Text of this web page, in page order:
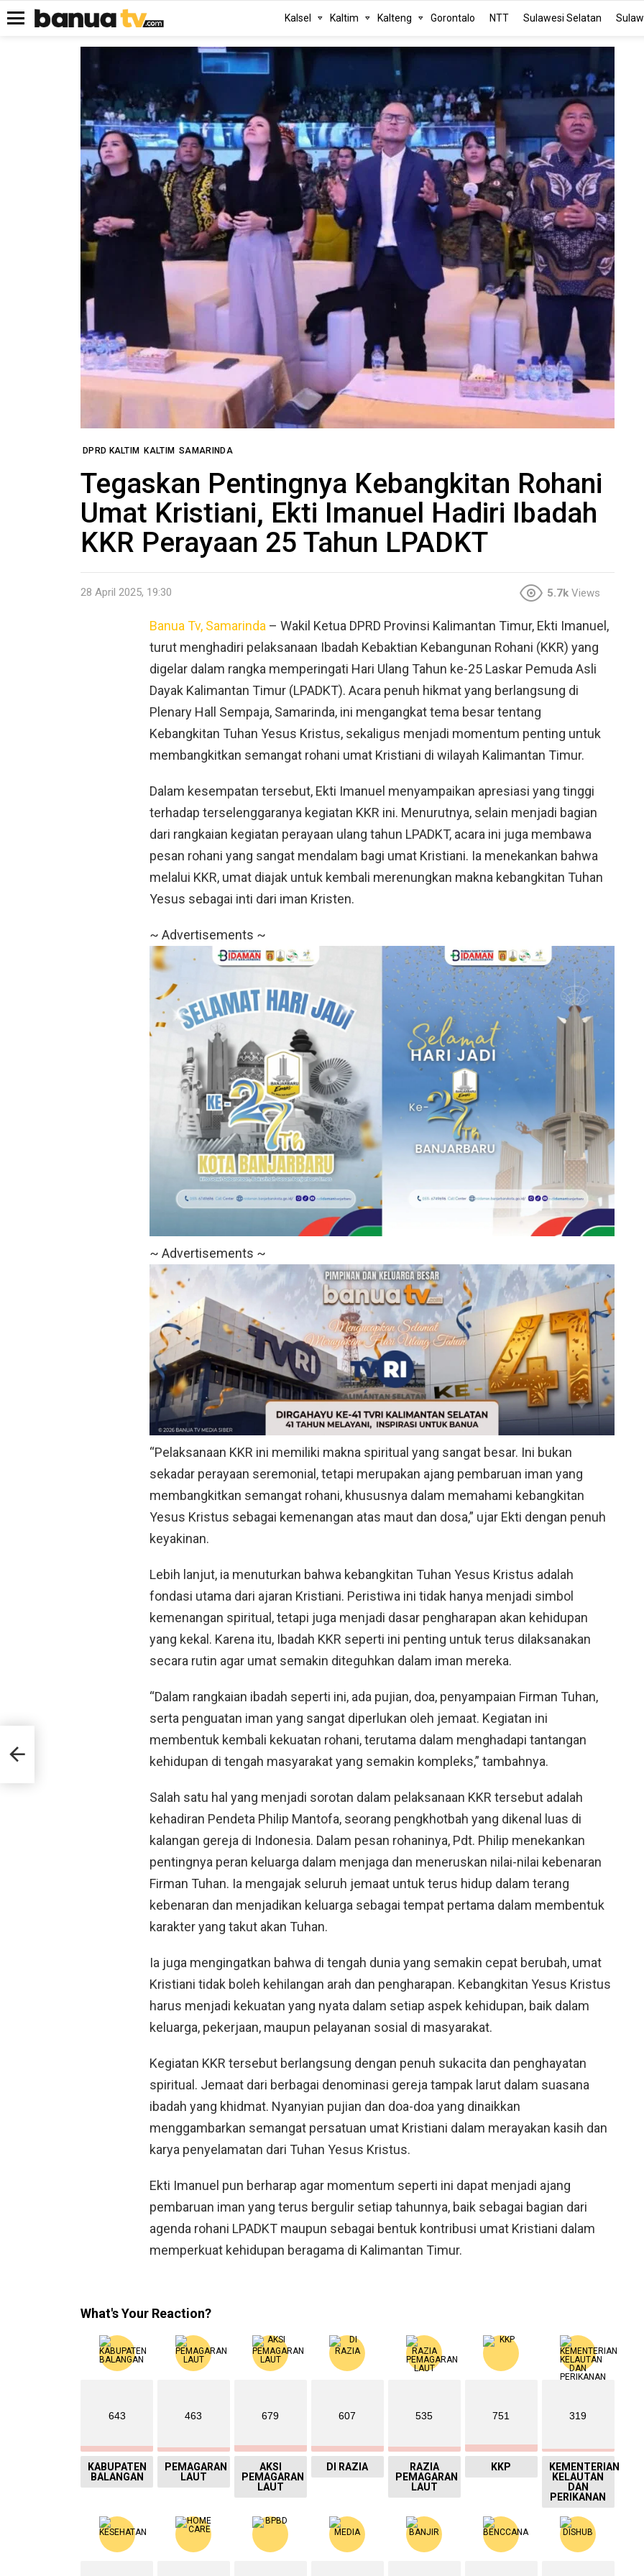
Kalsel Kaltim Kalteng Gorontalo NTT Sulawesi Selatan
DPRD KALTIM KALTIM SAMARINDA
Tegaskan Pentingnya Kebangkitan Rohani
Umat Kristiani, Ekti Imanuel Hadiri Ibadah
KKR Perayaan 25 Tahun LPADKT
28 April 2025, 19:30 5.7k Views
Banua Tv, Samarinda – Wakil Ketua DPRD Provinsi Kalimantan Timur, Ekti Imanuel,
turut menghadiri pelaksanaan Ibadah Kebaktian Kebangunan Rohani (KKR) yang
digelar dalam rangka memperingati Hari Ulang Tahun ke-25 Laskar Pemuda Asli
Dayak Kalimantan Timur (LPADKT). Acara penuh hikmat yang berlangsung di
Plenary Hall Sempaja, Samarinda, ini mengangkat tema besar tentang
Kebangkitan Tuhan Yesus Kristus, sekaligus menjadi momentum penting untuk
membangkitkan semangat rohani umat Kristiani di wilayah Kalimantan Timur.
Dalam kesempatan tersebut, Ekti Imanuel menyampaikan apresiasi yang tinggi
terhadap terselenggaranya kegiatan KKR ini. Menurutnya, selain menjadi bagian
dari rangkaian kegiatan perayaan ulang tahun LPADKT, acara ini juga membawa
pesan rohani yang sangat mendalam bagi umat Kristiani. Ia menekankan bahwa
melalui KKR, umat diajak untuk kembali merenungkan makna kebangkitan Tuhan
Yesus sebagai inti dari iman Kristen.
~ Advertisements ~
~ Advertisements ~
“Pelaksanaan KKR ini memiliki makna spiritual yang sangat besar. Ini bukan
sekadar perayaan seremonial, tetapi merupakan ajang pembaruan iman yang
membangkitkan semangat rohani, khususnya dalam memahami kebangkitan
Yesus Kristus sebagai kemenangan atas maut dan dosa,” ujar Ekti dengan penuh
keyakinan.
Lebih lanjut, ia menuturkan bahwa kebangkitan Tuhan Yesus Kristus adalah
fondasi utama dari ajaran Kristiani. Peristiwa ini tidak hanya menjadi simbol
kemenangan spiritual, tetapi juga menjadi dasar pengharapan akan kehidupan
yang kekal. Karena itu, Ibadah KKR seperti ini penting untuk terus dilaksanakan
secara rutin agar umat semakin diteguhkan dalam iman mereka.
“Dalam rangkaian ibadah seperti ini, ada pujian, doa, penyampaian Firman Tuhan,
serta penguatan iman yang sangat diperlukan oleh jemaat. Kegiatan ini
membentuk kembali kekuatan rohani, terutama dalam menghadapi tantangan
kehidupan di tengah masyarakat yang semakin kompleks,” tambahnya.
Salah satu hal yang menjadi sorotan dalam pelaksanaan KKR tersebut adalah
kehadiran Pendeta Philip Mantofa, seorang pengkhotbah yang dikenal luas di
kalangan gereja di Indonesia. Dalam pesan rohaninya, Pdt. Philip menekankan
pentingnya peran keluarga dalam menjaga dan meneruskan nilai-nilai kebenaran
Firman Tuhan. Ia mengajak seluruh jemaat untuk terus hidup dalam terang
kebenaran dan menjadikan keluarga sebagai tempat pertama dalam membentuk
karakter yang takut akan Tuhan.
Ia juga mengingatkan bahwa di tengah dunia yang semakin cepat berubah, umat
Kristiani tidak boleh kehilangan arah dan pengharapan. Kebangkitan Yesus Kristus
harus menjadi kekuatan yang nyata dalam setiap aspek kehidupan, baik dalam
keluarga, pekerjaan, maupun pelayanan sosial di masyarakat.
Kegiatan KKR tersebut berlangsung dengan penuh sukacita dan penghayatan
spiritual. Jemaat dari berbagai denominasi gereja tampak larut dalam suasana
ibadah yang khidmat. Nyanyian pujian dan doa-doa yang dinaikkan
menggambarkan semangat persatuan umat Kristiani dalam merayakan kasih dan
karya penyelamatan dari Tuhan Yesus Kristus.
Ekti Imanuel pun berharap agar momentum seperti ini dapat menjadi ajang
pembaruan iman yang terus bergulir setiap tahunnya, baik sebagai bagian dari
agenda rohani LPADKT maupun sebagai bentuk kontribusi umat Kristiani dalam
memperkuat kehidupan beragama di Kalimantan Timur.
What's Your Reaction?
643
KABUPATEN
BALANGAN
463
PEMAGARAN
LAUT
679
AKSI
PEMAGARAN
LAUT
607
DI RAZIA
535
RAZIA
PEMAGARAN
LAUT
751
KKP
319
KEMENTERIAN
KELAUTAN
DAN
PERIKANAN